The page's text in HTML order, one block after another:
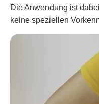
Die Anwendung ist
keine speziellen